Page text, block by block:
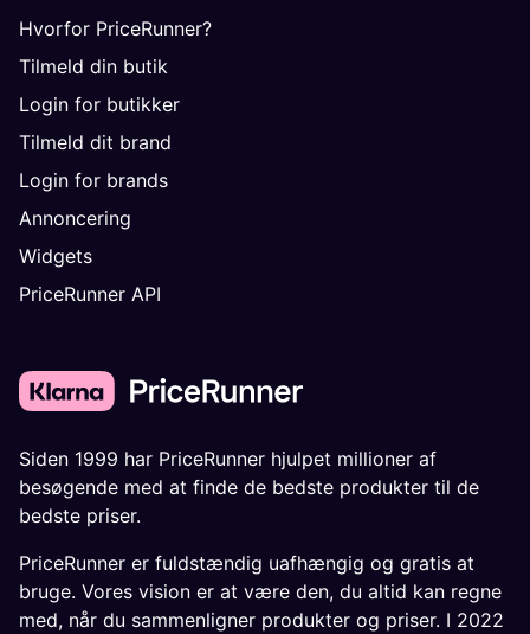
Hvorfor PriceRunner?
Tilmeld din butik
Login for butikker
Tilmeld dit brand
Login for brands
Annoncering
Widgets
PriceRunner API
Siden 1999 har PriceRunner hjulpet millioner af
besøgende med at finde de bedste produkter til de
bedste priser.
PriceRunner er fuldstændig uafhængig og gratis at
bruge. Vores vision er at være den, du altid kan regne
med, når du sammenligner produkter og priser. I 2022